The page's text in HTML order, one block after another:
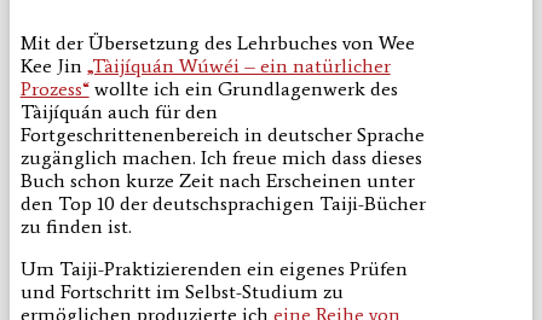
Mit der Übersetzung des Lehrbuches von Wee
Kee Jin „Tàijíquán Wúwéi – ein natürlicher
Prozess“wollte ich ein Grundlagenwerk des
Tàijíquán auch für den
Fortgeschrittenenbereich in deutscher Sprache
zugänglich machen. Ich freue mich dass dieses
Buch schon kurze Zeit nach Erscheinen unter
den Top 10 der deutschsprachigen Taiji-Bücher
zu finden ist.
Um Taiji-Praktizierenden ein eigenes Prüfen
und Fortschritt im Selbst-Studium zu
ermöglichen produzierte ich eine Reihe von